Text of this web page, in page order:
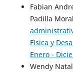
Fabian
Padilla
Física y
Enero -
Wendy